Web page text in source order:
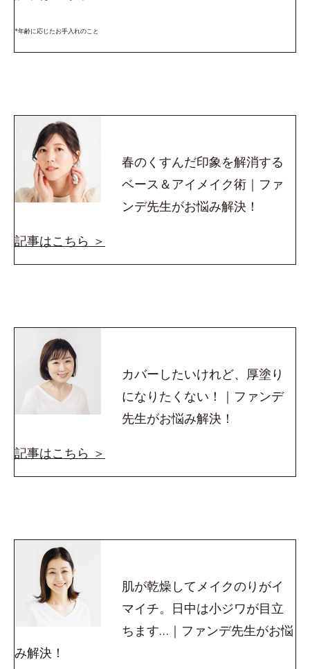
*年齢に応じたお手入れのこと
春のくすんだ印象を解消する
ベース＆アイメイク術｜ファ
ンデ先生がお悩み解決！
記事はこちら ＞
カバーしたいけれど、厚塗り
になりたくない！｜ファンデ
先生がお悩み解決！
記事はこちら ＞
肌が乾燥してメイクのりがイ
マイチ。日中は小ジワが目立
ちます…｜ファンデ先生がお悩
み解決！